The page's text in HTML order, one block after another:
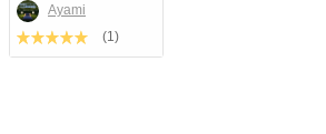
Ayami
(1)